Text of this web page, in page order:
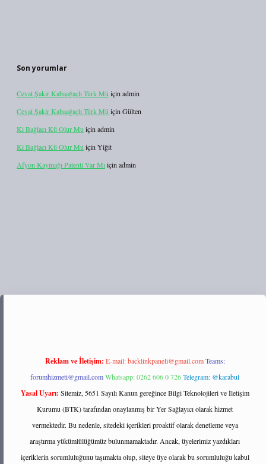
Son yorumlar
Cevat Şakir Kabaağaçlı Türk Mü için admin
Cevat Şakir Kabaağaçlı Türk Mü için Gülten
Ki Bağlacı Kü Olur Mu için admin
Ki Bağlacı Kü Olur Mu için Yiğit
Afyon Kaymağı Patenti Var Mıiçin admin
tulipbett.net/
Reklam ve İletişim: E-mail:backlinkpaneli@gmail.com Teams:
forumhizmeti@gmail.comWhatsapp: 0262 606 0 726Telegram: @karabul
Yasal Uyarı: Sitemiz, 5651 Sayılı Kanun gereğince Bilgi Teknolojileri ve İletişim
Kurumu (BTK) tarafından onaylanmış bir Yer Sağlayıcı olarak hizmet
vermektedir. Bu nedenle, sitedeki içerikleri proaktif olarak denetleme veya
araştırma yükümlülüğümüz bulunmamaktadır. Ancak, üyelerimiz yazdıkları
içeriklerin sorumluluğunu taşımakta olup, siteye üye olarak bu sorumluluğu kabul